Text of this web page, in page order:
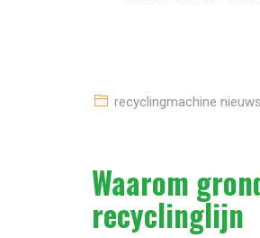
recyclingmachine nieuws
Waarom
recyclinglijn